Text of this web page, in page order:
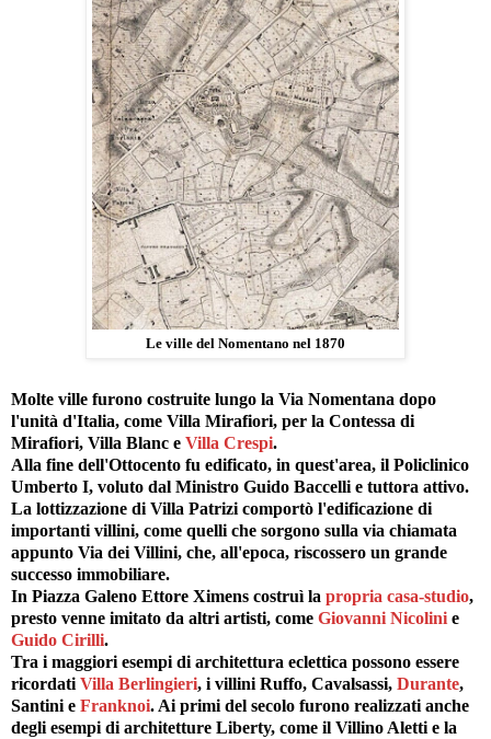
Le ville del Nomentano nel 1870
Molte ville furono costruite lungo la Via Nomentana dopo
l'unità d'Italia, come Villa Mirafiori, per la Contessa di
Mirafiori, Villa Blanc e Villa Crespi.
Alla fine dell'Ottocento fu edificato, in quest'area, il Policlinico
Umberto I, voluto dal Ministro Guido Baccelli e tuttora attivo.
La lottizzazione di Villa Patrizi comportò l'edificazione di
importanti villini, come quelli che sorgono sulla via chiamata
appunto Via dei Villini, che, all'epoca, riscossero un grande
successo immobiliare.
In Piazza Galeno Ettore Ximens costruì la propria casa-studio,
presto venne imitato da altri artisti, come Giovanni Nicolinie
Guido Cirilli.
Tra i maggiori esempi di architettura eclettica possono essere
ricordatiVilla Berlingieri, i villini Ruffo, Cavalsassi, Durante,
Santini e Franknoi. Ai primi del secolo furono realizzati anche
degli esempi di architetture Liberty, come il Villino Aletti e la